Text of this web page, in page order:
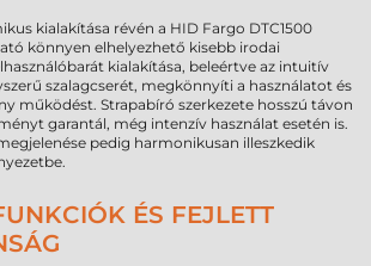
kialakítása révén a HID Fargo DTC1500
könnyen elhelyezhető kisebb irodai
kialakítása, beleértve az intuitív
szalagcserét, megkönnyíti a használatot és
működést. Strapabíró szerkezete hosszú távon
garantál, még intenzív használat esetén is.
pedig harmonikusan illeszkedik
ÉS FEJLETT